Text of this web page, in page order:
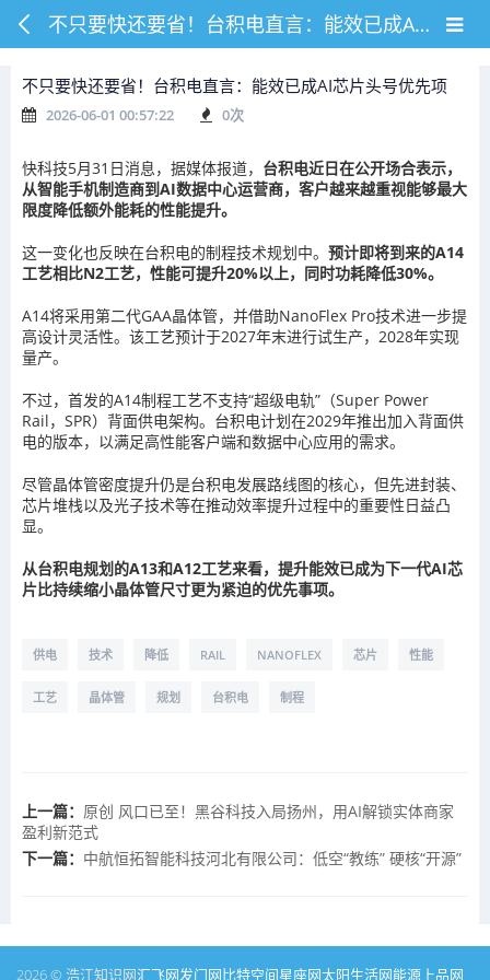
不只要快还要省！台积电直言：能效已成AI芯片头号优先项
不只要快还要省！台积电直言：能效已成AI芯片头号优先项
2026-06-01 00:57:22 0次
快科技5月31日消息，据媒体报道， 台积电近日在公开场合表示，
从智能手机制造商到AI数据中心运营商，客户越来越重视能够最大
限度降低额外能耗的性能提升。
这一变化也反映在台积电的制程技术规划中。 预计即将到来的A14
工艺相比N2工艺，性能可提升20%以上，同时功耗降低30%。
A14将采用第二代GAA晶体管，并借助NanoFlex Pro技术进一步提
高设计灵活性。该工艺预计于2027年末进行试生产，2028年实现
量产。
不过，首发的A14制程工艺不支持“超级电轨”（Super Power
Rail，SPR）背面供电架构。台积电计划在2029年推出加入背面供
电的版本，以满足高性能客户端和数据中心应用的需求。
尽管晶体管密度提升仍是台积电发展路线图的核心，但先进封装、
芯片堆栈以及光子技术等在推动效率提升过程中的重要性日益凸
显。
从台积电规划的A13和A12工艺来看，提升能效已成为下一代AI芯
片比持续缩小晶体管尺寸更为紧迫的优先事项。
供电 技术 降低 RAIL NANOFLEX 芯片 性能
工艺 晶体管 规划 台积电 制程
上一篇： 原创 风口已至！黑谷科技入局扬州，用AI解锁实体商家
盈利新范式
下一篇： 中航恒拓智能科技河北有限公司：低空“教练” 硬核“开源”
2026 © 浩江知识网汇飞网发门网比特空间星座网太阳生活网能源 上品网